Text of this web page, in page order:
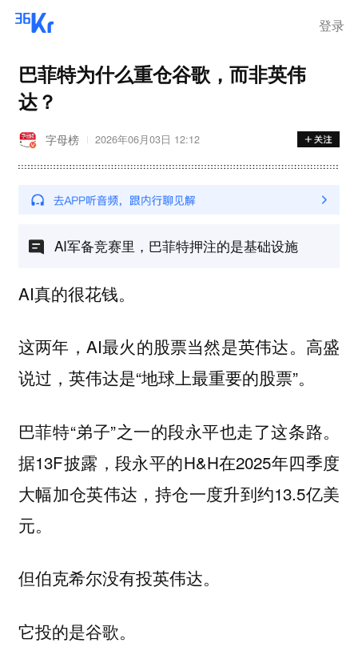
登录
巴菲特为什么重仓谷歌，而非英伟
达？
字母榜 2026年06月03日 12:12
AI军备竞赛里，巴菲特押注的是基础设施
AI真的很花钱。
这两年，AI最火的股票当然是英伟达。高盛
说过，英伟达是“地球上最重要的股票”。
巴菲特“弟子”之一的段永平也走了这条路。
据13F披露，段永平的H&H在2025年四季度
大幅加仓英伟达，持仓一度升到约13.5亿美
元。
但伯克希尔没有投英伟达。
它投的是谷歌。